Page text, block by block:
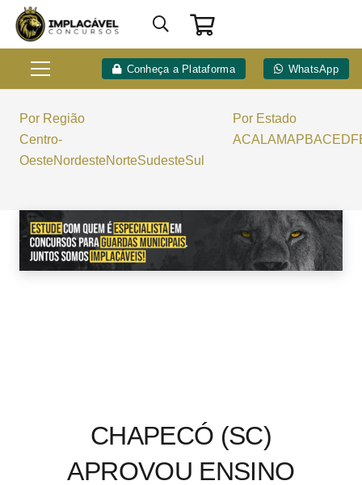
Conheça a Plataforma WhatsApp
Por Região
Centro-
OesteNordesteNorteSudesteSul
Por Estado
ACALAMAPBACEDF
CHAPECÓ (SC)
APROVOU ENSINO